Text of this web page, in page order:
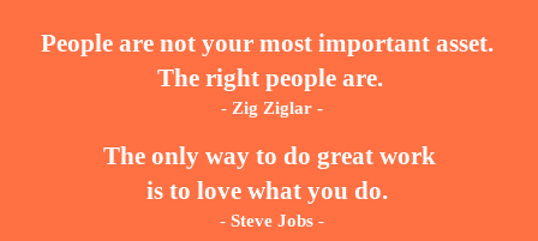
People are not your most important asset.
The right people are.
- Zig Ziglar -
The only way to do great work
is to love what you do.
- Steve Jobs -